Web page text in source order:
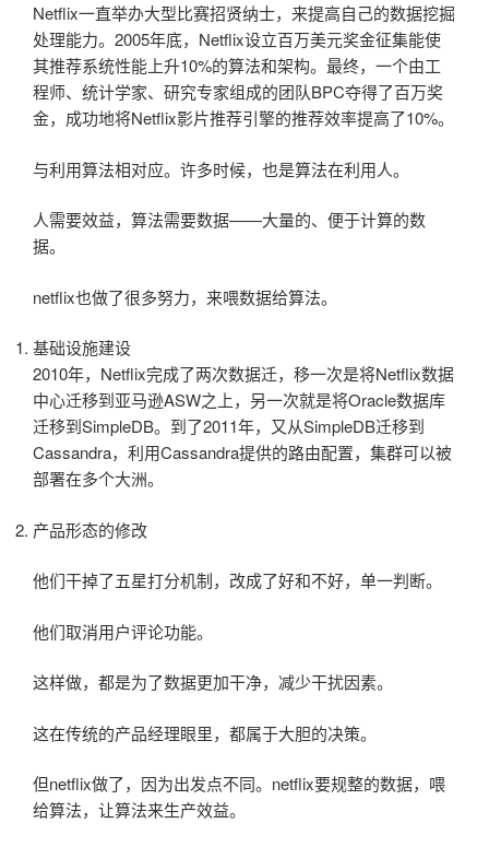
Netflix一直举办大型比赛招贤纳士，来提高自己的数据挖掘
处理能力。2005年底，Netflix设立百万美元奖金征集能使
其推荐系统性能上升10%的算法和架构。最终，一个由工
程师、统计学家、研究专家组成的团队BPC夺得了百万奖
金，成功地将Netflix影片推荐引擎的推荐效率提高了10%。
与利用算法相对应。许多时候，也是算法在利用人。
人需要效益，算法需要数据——大量的、便于计算的数
据。
netflix也做了很多努力，来喂数据给算法。
基础设施建设
2010年，Netflix完成了两次数据迁，移一次是将Netflix数据
中心迁移到亚马逊ASW之上，另一次就是将Oracle数据库
迁移到SimpleDB。到了2011年，又从SimpleDB迁移到
Cassandra，利用Cassandra提供的路由配置，集群可以被
部署在多个大洲。
产品形态的修改
他们干掉了五星打分机制，改成了好和不好，单一判断。
他们取消用户评论功能。
这样做，都是为了数据更加干净，减少干扰因素。
这在传统的产品经理眼里，都属于大胆的决策。
但netflix做了，因为出发点不同。netflix要规整的数据，喂
给算法，让算法来生产效益。